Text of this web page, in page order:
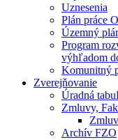
Uznesenia
Plán práce
Územný
Program
výhľadom
Komunitný
Zverejňovanie
Úradná
Zmluvy,
Archív FZO